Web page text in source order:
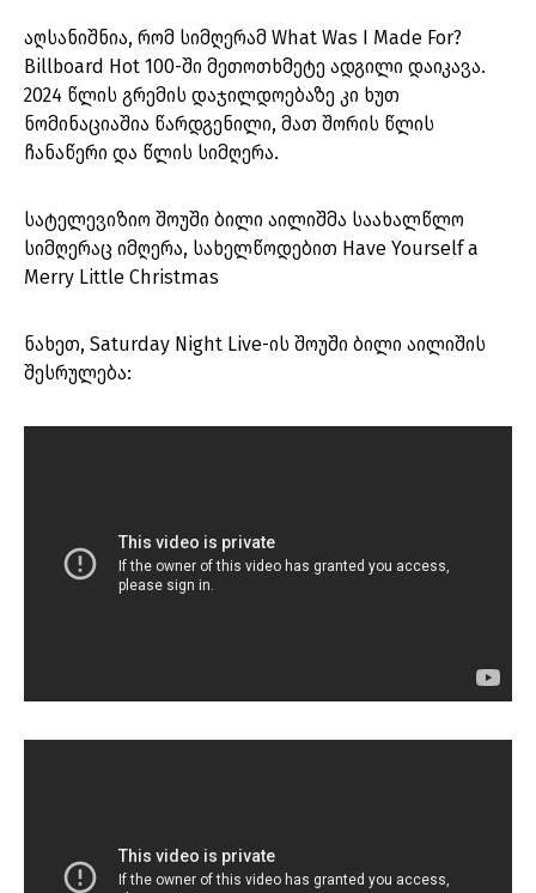
აღსანიშნია, რომ სიმღერამ What Was I Made For?
Billboard Hot 100-ში მეთოთხმეტე ადგილი დაიკავა.
2024 წლის გრემის დაჯილდოებაზე კი ხუთ
ნომინაციაშია წარდგენილი, მათ შორის წლის
ჩანაწერი და წლის სიმღერა.
სატელევიზიო შოუში ბილი აილიშმა საახალწლო
სიმღერაც იმღერა, სახელწოდებით Have Yourself a
Merry Little Christmas
ნახეთ, Saturday Night Live-ის შოუში ბილი აილიშის
შესრულება: